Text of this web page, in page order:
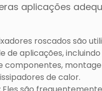
aplicações
roscados são
de aplicações, incluindo
componentes,
de calor.